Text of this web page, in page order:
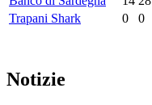
Trapani Shark
0 0
Notizie